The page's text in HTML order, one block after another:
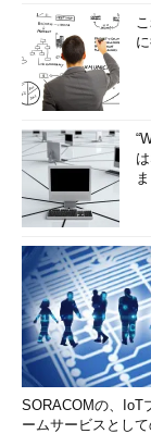
SORACOMの、IoT
ームサービスとし